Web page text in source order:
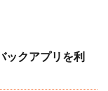
ックアプリを利